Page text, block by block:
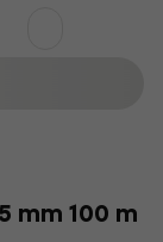
mm 100 m